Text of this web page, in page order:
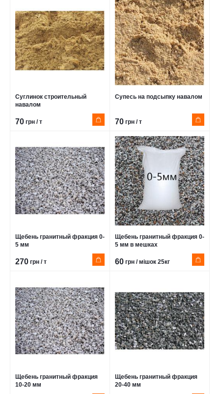
Суглинок строительный
навалом
70 грн / т
Супесь на подсыпку навалом
70 грн / т
Щебень гранитный фракция 0-
5 мм
270 грн / т
Щебень гранитный фракция 0-
5 мм в мешках
60 грн / мішок 25кг
Щебень гранитный фракция
10-20 мм
Щебень гранитный фракция
20-40 мм